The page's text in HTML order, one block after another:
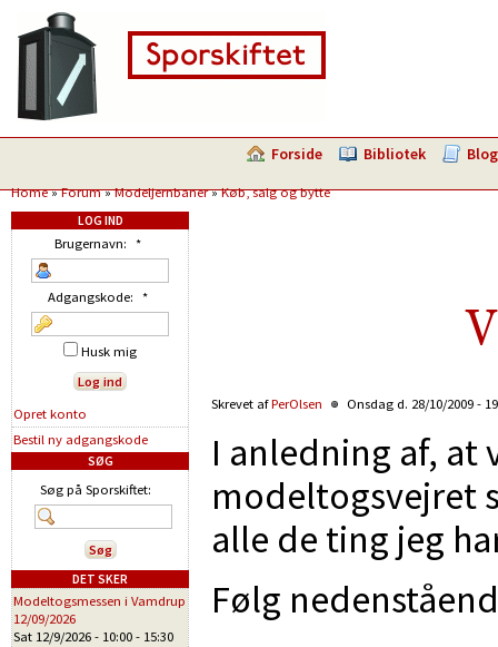
Forside Bibliotek Blog
Home»Forum»Modeljernbaner»Køb, salg og bytte
Skrevet afPerOlsen Onsdag d. 28/10/2009 -
I anledning af,
modeltogsvejret
alle de ting jeg
Følg
LOG IND
Brugernavn: *
Adgangskode: *
Husk mig
Opret konto
Bestil ny adgangskode
SØG
Søg på Sporskiftet:
DET SKER
Modeltogsmessen i Vamdrup
12/09/2026
Sat 12/9/2026 - 10:00 - 15:30